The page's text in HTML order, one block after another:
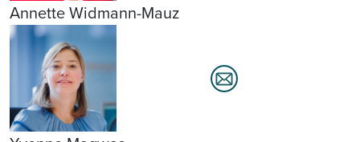
Annette Widmann-Mauz